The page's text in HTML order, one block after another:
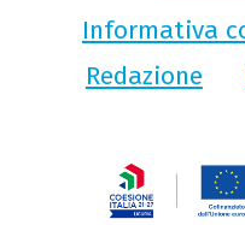
Informativa
Redazione